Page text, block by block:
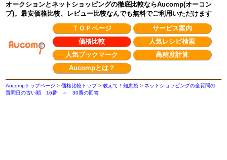
オークションとネットショッピングの徹底比較ならAucomp(オーコン
プ)。最安価格比較、レビュー比較なんでも無料でご利用いただけます
ＴＯＰページ
サービス案内
価格比較
人気レシピ検索
人気ブックマーク
高精度計算
Aucompとは？
Aucompトップページ >価格比較トップ>教えて！知恵袋 >ネットショッピングの全質問の
質問日の古い順 16番 ～ 30番の回答